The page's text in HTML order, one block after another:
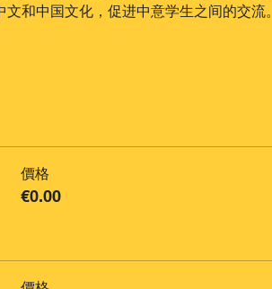
和中国文化，促进中意学生之间的交流。
價格
€0.00